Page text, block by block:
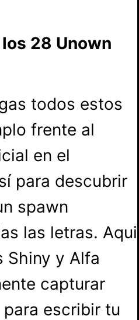
28 Unown
todos estos
frente al
en el
para descubrir
spawn
las letras. Aqui
Shiny y Alfa
capturar
escribir tu